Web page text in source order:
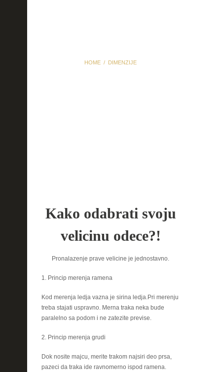
HOME DIMENZIJE
Kako odabrati svoju
velicinu odece?!
Pronalazenje prave velicine je jednostavno.
1. Princip merenja ramena
Kod merenja ledja vazna je sirina ledja.Pri merenju
treba stajati uspravno. Merna traka neka bude
paralelno sa podom i ne zatezite previse.
2. Princip merenja grudi
Dok nosite majcu, merite trakom najsiri deo prsa,
pazeci da traka ide ravnomerno ispod ramena.